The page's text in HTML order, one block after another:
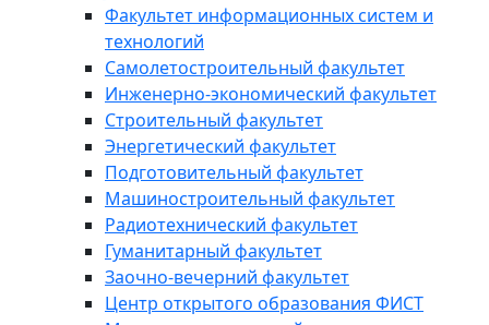
Факультет информационных систем и
технологий
Самолетостроительный факультет
Инженерно-экономический факультет
Строительный факультет
Энергетический факультет
Подготовительный факультет
Машиностроительный факультет
Радиотехнический факультет
Гуманитарный факультет
Заочно-вечерний факультет
Центр открытого образования ФИСТ